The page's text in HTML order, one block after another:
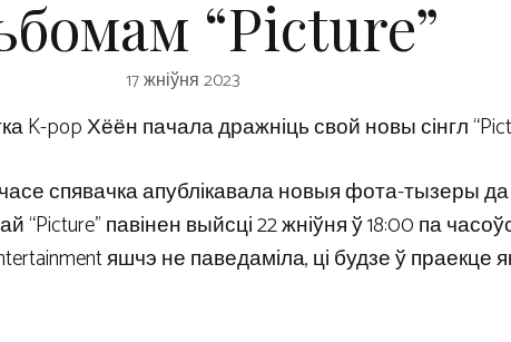
“Picture”
17 жніўня 2023
K-pop Хёён пачала дражніць свой новы сінгл
спявачка апублікавала новыя фота-тызеры
“Picture” павінен выйсці 22 жніўня ў 18:00 па
яшчэ не паведаміла, ці будзе ў праекце